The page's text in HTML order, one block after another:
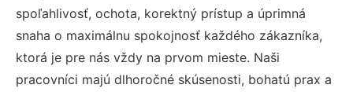
spoľahlivosť, ochota, korektný prístup a úprimná
snaha o maximálnu spokojnosť každého zákazníka,
ktorá je pre nás vždy na prvom mieste. Naši
pracovníci majú dlhoročné skúsenosti, bohatú prax a